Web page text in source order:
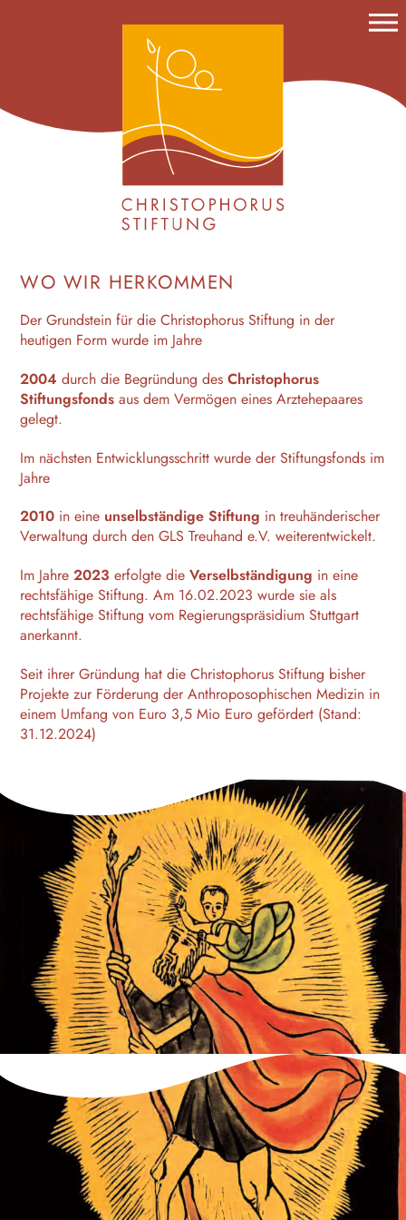
FÖRDERUNG
WO WIR HERKOMMEN
Der Grundstein für die Christophorus Stiftung in der
heutigen Form wurde im Jahre
2004 durch die Begründung desChristophorus
Stiftungsfonds aus dem Vermögen eines Arztehepaares
gelegt.
Im nächsten Entwicklungsschritt wurde der Stiftungsfonds im
Jahre
2010 in eine unselbständige Stiftung in treuhänderischer
Verwaltung durch den GLS Treuhand e.V. weiterentwickelt.
Im Jahre2023 erfolgte dieVerselbständigung in eine
rechtsfähige Stiftung. Am 16.02.2023 wurde sie als
rechtsfähige Stiftung vom Regierungspräsidium Stuttgart
anerkannt.
Seit ihrer Gründung hat die Christophorus Stiftung bisher
Projekte zur Förderung der Anthroposophischen Medizin in
einem Umfang von Euro 3,5 Mio Euro gefördert (Stand:
31.12.2024)